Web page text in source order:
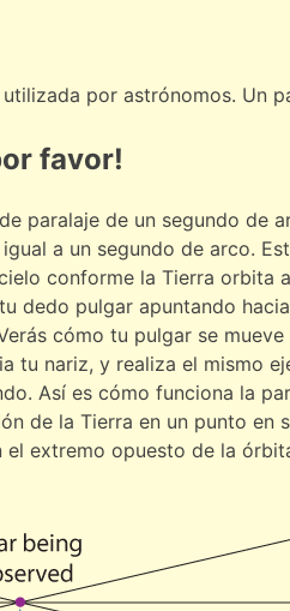
por astrónomos. Un
favor!
paralaje de un segundo de
a un segundo de arco.
conforme la Tierra
dedo pulgar apuntando
cómo tu pulgar se
tu nariz, y realiza el mismo
Así es cómo funciona la
de la Tierra en un punto
el extremo opuesto de la